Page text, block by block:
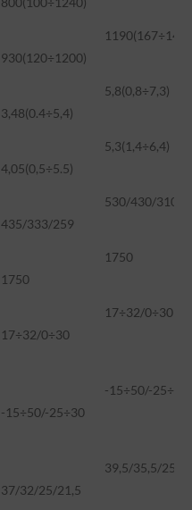
930(120÷1200)
3,48(0.4÷5,4)
4,05(0,5÷5.5)
435/333/259
1750
17÷32/0÷30
-15÷50/-25÷30
37/32/25/21,5
5,8(0,8÷7,3)
5,3(1,4÷6,4)
530/430/310
1750
17÷32/0÷30
-15÷50/-25÷30
39,5/35,5/25/